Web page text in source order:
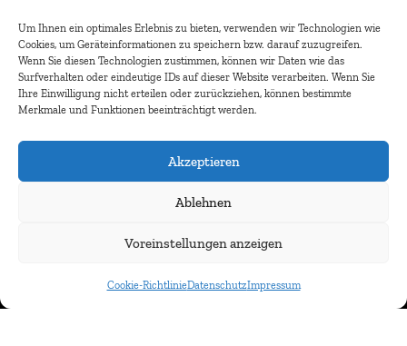
Um Ihnen ein optimales Erlebnis zu bieten, verwenden wir Technologien wie
Cookies, um Geräteinformationen zu speichern bzw. darauf zuzugreifen.
Wenn Sie diesen Technologien zustimmen, können wir Daten wie das
Surfverhalten oder eindeutige IDs auf dieser Website verarbeiten. Wenn Sie
Ihre Einwilligung nicht erteilen oder zurückziehen, können bestimmte
Merkmale und Funktionen beeinträchtigt werden.
Akzeptieren
Ablehnen
Voreinstellungen anzeigen
Cookie-RichtlinieDatenschutzImpressum
Newsletter abonnieren